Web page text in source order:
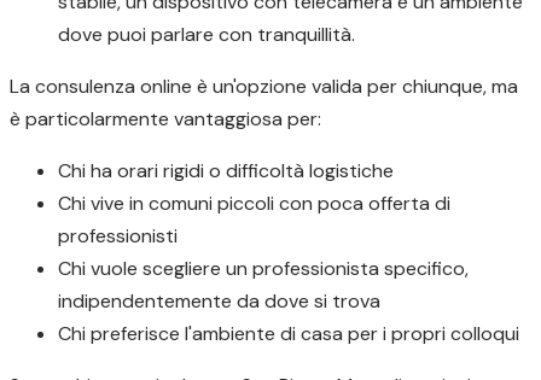
dove puoi parlare con tranquillità.
La consulenza online è un'opzione valida per chiunque, ma
è particolarmente vantaggiosa per:
Chi ha orari rigidi o difficoltà logistiche
Chi vive in comuni piccoli con poca offerta di
professionisti
Chi vuole scegliere un professionista specifico,
indipendentemente da dove si trova
Chi preferisce l'ambiente di casa per i propri colloqui